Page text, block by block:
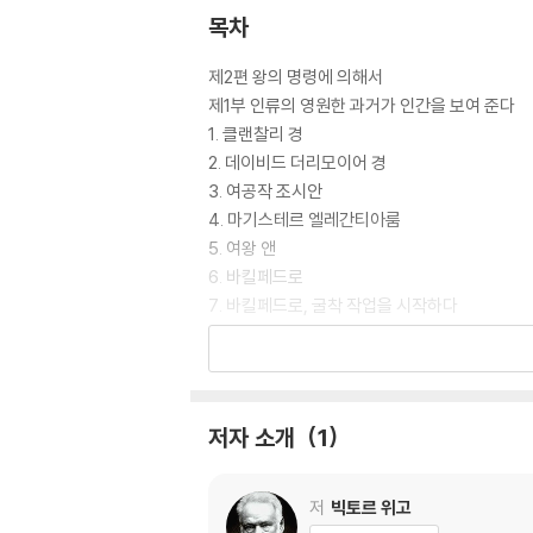
목차
제2편 왕의 명령에 의해서
제1부 인류의 영원한 과거가 인간을 보여 준다
1. 클랜찰리 경
2. 데이비드 더리모이어 경
3. 여공작 조시안
4. 마기스테르 엘레간티아룸
5. 여왕 앤
6. 바킬페드로
7. 바킬페드로, 굴착 작업을 시작하다
8. 사자
12. 스코틀랜드, 아일랜드 그리고 영국
제2부 그윈플레인과 데아
저자 소개 1
저 빅토르 위고